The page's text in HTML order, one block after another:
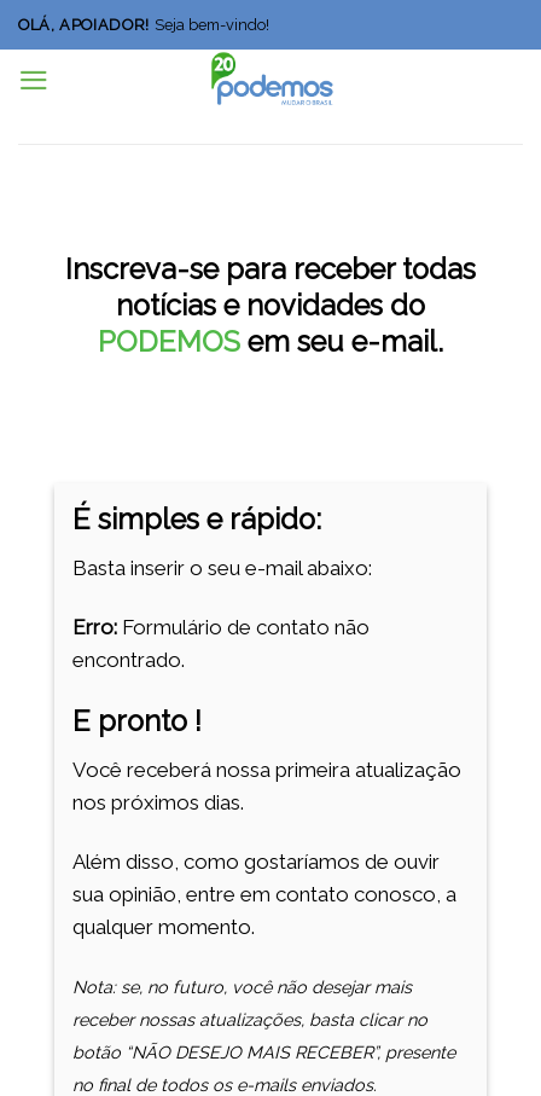
Skip
to
content
OLÁ, APOIADOR! Seja bem-vindo!
Inscreva-se para receber todas
notícias e novidades do
PODEMOS em seu e-mail.
É simples e rápido:
Basta inserir o seu e-mail abaixo:
Erro: Formulário de contato não
encontrado.
E pronto !
Você receberá nossa primeira atualização
nos próximos dias.
Além disso, como gostaríamos de ouvir
sua opinião, entre em contato conosco, a
qualquer momento.
Nota: se, no futuro, você não desejar mais
receber nossas atualizações, basta clicar no
botão “NÃO DESEJO MAIS RECEBER”, presente
no final de todos os e-mails enviados.